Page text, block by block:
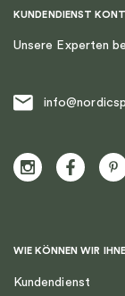
KUNDENDIENST
Unsere Experten
WIE KÖNNEN WIR
Kundendienst